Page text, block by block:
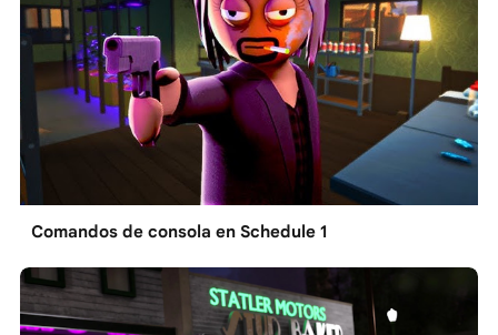
Comandos de consola en Schedule 1